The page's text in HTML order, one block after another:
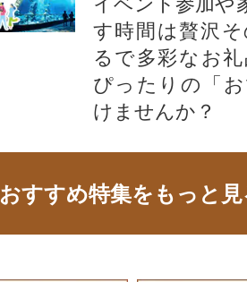
す時間は贅沢
るで多彩なお
ぴったりの「
けませんか？
おすすめ特集をもっと